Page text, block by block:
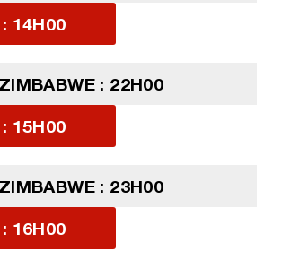
14H00
ZIMBABWE : 22H00
15H00
ZIMBABWE : 23H00
16H00